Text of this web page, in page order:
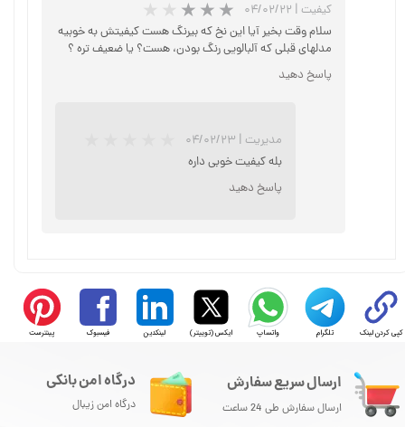
★★★
کیفیت | ۰۴/۰۲/۲۲
سلام وقت بخیر آیا این نخ که بیرنگ هست کیفیتش به خوبیه
مدلهای قبلی که آلبالویی رنگ بودن، هست؟ یا ضعیف تره ؟
پاسخ دهید
مدیریت | ۰۴/۰۲/۲۳
بله کیفیت خوبی داره
پاسخ دهید
کپی کردن لینک تلگرام واتساپ ایکس (توییتر) لینکدین فیسبوک پینترست
ارسال سریع سفارش
ارسال سفارش طی 24 ساعت
درگاه امن بانکی
درگاه امن زیبال